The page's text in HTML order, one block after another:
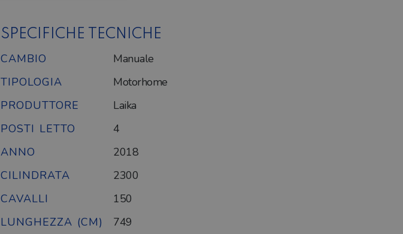
SPECIFICHE TECNICHE
CAMBIO
Manuale
TIPOLOGIA
Motorhome
PRODUTTORE
Laika
POSTI LETTO
4
ANNO
2018
CILINDRATA
2300
CAVALLI
150
LUNGHEZZA (CM)
749